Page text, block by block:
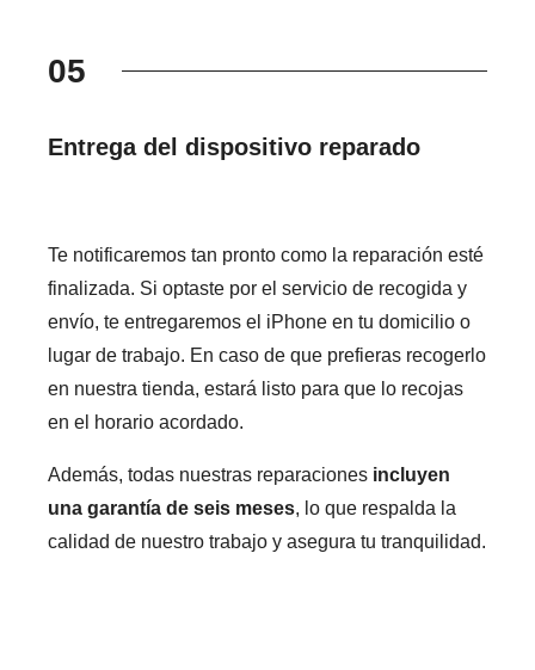
05
Entrega del dispositivo reparado
Te notificaremos tan pronto como la reparación esté
finalizada. Si optaste por el servicio de recogida y
envío, te entregaremos el iPhone en tu domicilio o
lugar de trabajo. En caso de que prefieras recogerlo
en nuestra tienda, estará listo para que lo recojas
en el horario acordado.
Además, todas nuestras reparaciones incluyen
una garantía de seis meses, lo que respalda la
calidad de nuestro trabajo y asegura tu tranquilidad.